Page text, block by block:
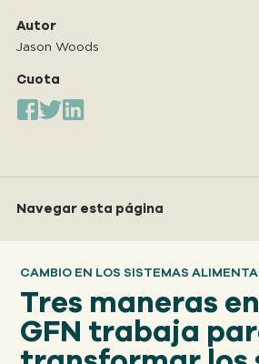
ENFOQUE
Nuestro
IMPACTO
ACERCA
NUESTRA MISIÓN
DONACIONES
Navegar esta página
Autor
Jason Woods
Cuota
CAMBIO EN LOS SISTEMAS
Tres maneras
GFN trabaja